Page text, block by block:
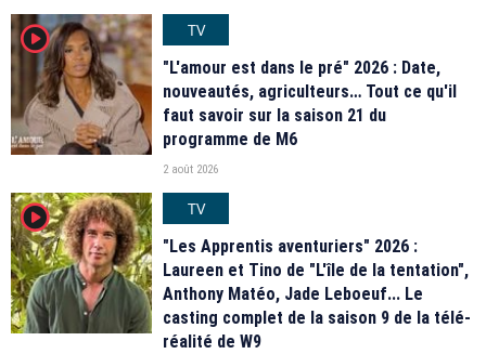
player2
TV
"L'amour est dans le pré" 2026 : Date,
nouveautés, agriculteurs… Tout ce qu'il
faut savoir sur la saison 21 du
programme de M6
2 août 2026
player2
TV
"Les Apprentis aventuriers" 2026 :
Laureen et Tino de "L'île de la tentation",
Anthony Matéo, Jade Leboeuf... Le
casting complet de la saison 9 de la télé-
réalité de W9